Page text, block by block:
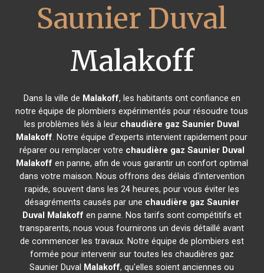
Saunier Duval
Malakoff
Dans la ville de Malakoff, les habitants ont confiance en
notre équipe de plombiers expérimentés pour résoudre tous
les problèmes liés à leur chaudière gaz Saunier Duval
Malakoff. Notre équipe d'experts intervient rapidement pour
réparer ou remplacer votre chaudière gaz Saunier Duval
Malakoff en panne, afin de vous garantir un confort optimal
dans votre maison. Nous offrons des délais d'intervention
rapide, souvent dans les 24 heures, pour vous éviter les
désagréments causés par une chaudière gaz Saunier
Duval Malakoff en panne. Nos tarifs sont compétitifs et
transparents, nous vous fournirons un devis détaillé avant
de commencer les travaux. Notre équipe de plombiers est
formée pour intervenir sur toutes les chaudières gaz
Saunier Duval Malakoff, qu'elles soient anciennes ou